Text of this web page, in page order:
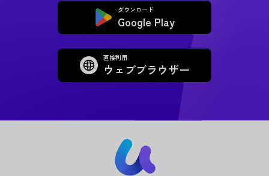
ダウンロード
Google Play
直接利用
ウェブブラウザー